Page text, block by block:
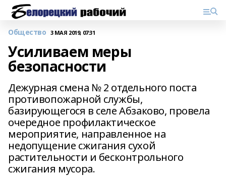
Общество 3 МАЯ 2019, 07:31
Усиливаем меры
безопасности
Дежурная смена № 2 отдельного поста
противопожарной службы,
базирующегося в селе Абзаково, провела
очередное профилактическое
мероприятие, направленное на
недопущение сжигания сухой
растительности и бесконтрольного
сжигания мусора.